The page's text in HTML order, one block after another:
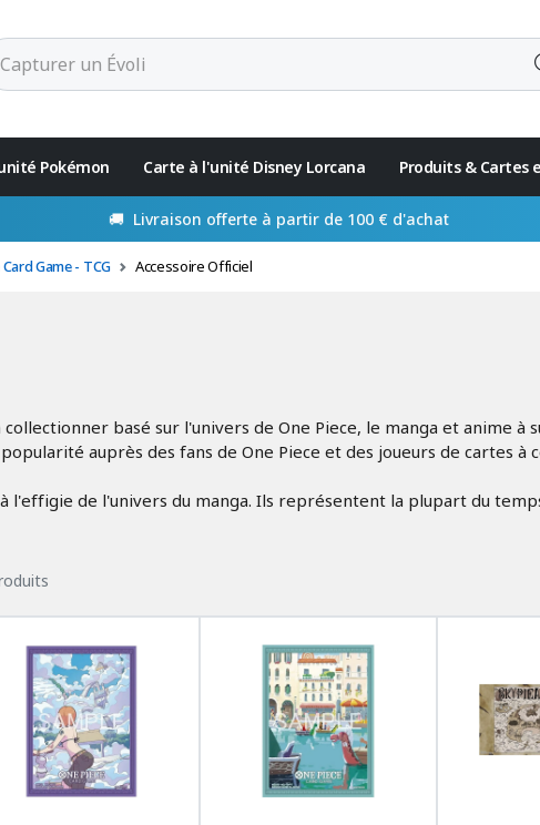
Pokémon Carte à l'unité Disney Lorcana Produits & Cartes
Game - TCG Accessoire Officiel
basé sur l'univers de One Piece, le manga et anime à
auprès des fans de One Piece et des joueurs de cartes à
à l'effigie de l'univers du manga. Ils représentent la plupart du